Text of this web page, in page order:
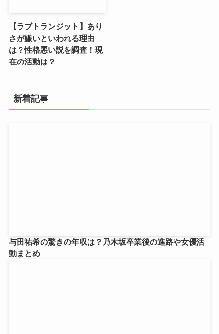
【ラブトランジット】あり
さが嫌いといわれる理由
は？性格悪い説を調査！現
在の活動は？
新着記事
与田祐希の驚きの年収は？乃木坂卒業後の進路や女優活
動まとめ